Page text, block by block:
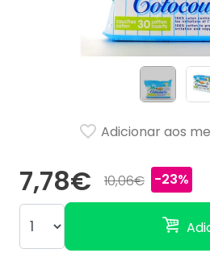
7,78€ 10,06€ -23%
Adicionar aos